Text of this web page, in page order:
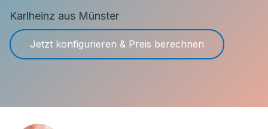
Karlheinz aus Münster
Jetzt konfigurieren & Preis berechnen